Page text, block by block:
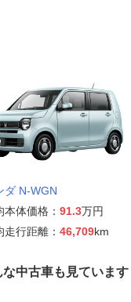
ダ N-WGN
本体価格： 91.3万円
走行距離： 46,709km
中古車も見ています